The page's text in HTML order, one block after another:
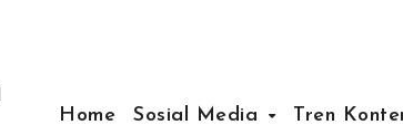
Home Sosial Media Tren